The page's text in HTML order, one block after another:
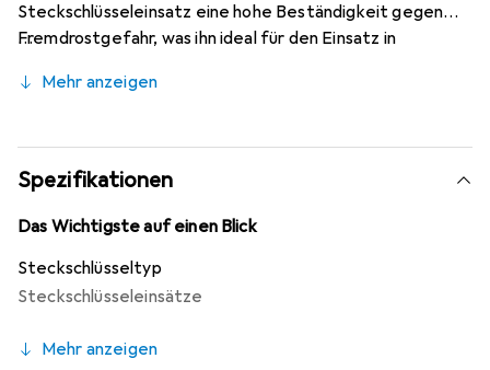
Steckschlüsseleinsatz eine hohe Beständigkeit gegen
Fremdrostgefahr, was ihn ideal für den Einsatz in
Ausführung sorgt dafür, dass Schrauben sicher gehalten
zusätzliche Stabilität bietet. Mit einem 1/4"-
Sechskantanschluss ist der Einsatz kompatibel mit
Haltern nach DIN ISO 1173-F 6,3, was eine vielseitige
Anwendung in verschiedenen Projekten ermöglicht. Die
hochwertigen Materialien machen diesen
Steckschlüsseleinsatz zu einem zuverlässigen Werkzeug
Mehr anzeigen
Spezifikationen
Das Wichtigste auf einen Blick
Steckschlüsseltyp
Steckschlüsseleinsätze
Mehr anzeigen